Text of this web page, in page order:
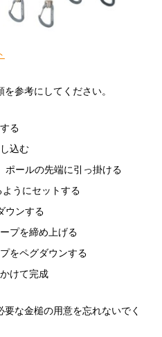
参考にしてください。
る
込む
ポールの先端に引っ掛ける
うにセットする
ウンする
プを締め上げる
をペグダウンする
けて完成
な金槌の用意を忘れないでく